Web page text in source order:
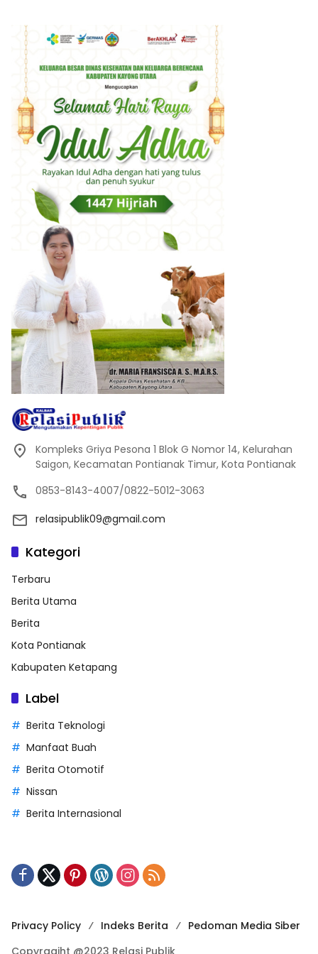
Kompleks Griya Pesona 1 Blok G Nomor 14, Kelurahan
Saigon, Kecamatan Pontianak Timur, Kota Pontianak
0853-8143-4007/0822-5012-3063
relasipublik09@gmail.com
Kategori
Terbaru
Berita Utama
Berita
Kota Pontianak
Kabupaten Ketapang
Label
Berita Teknologi
Manfaat Buah
Berita Otomotif
Nissan
Berita Internasional
Privacy Policy Indeks Berita
Pedoman Media Siber